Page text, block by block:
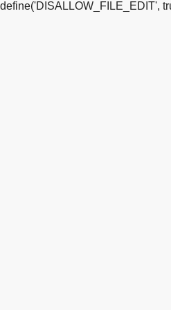
define('DISALLOW_FILE_EDIT',